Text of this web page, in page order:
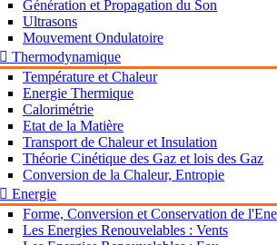
Génération et Propagation du Son
Ultrasons
Mouvement Ondulatoire
 Thermodynamique
Température et Chaleur
Energie Thermique
Calorimétrie
Etat de la Matière
Transport de Chaleur et Insulation
Théorie Cinétique des Gaz et lois des Gaz
Conversion de la Chaleur, Entropie
 Energie
Forme, Conversion et Conservation de
Les Energies Renouvelables : Vents